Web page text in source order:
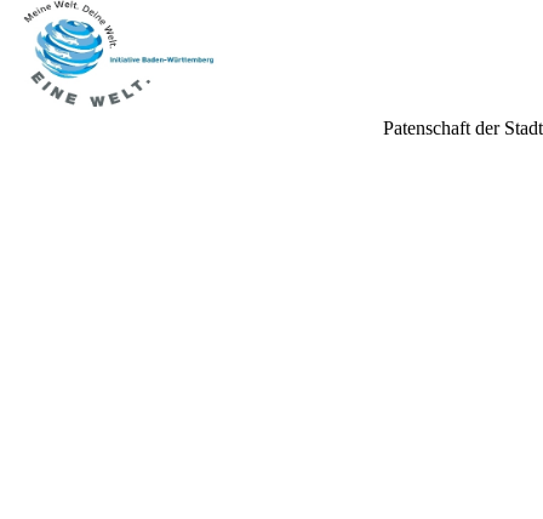
Patenschaft der